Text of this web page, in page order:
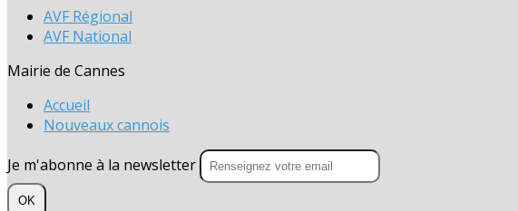
AVF Régional
AVF National
Mairie de Cannes
Accueil
Nouveaux cannois
Je m'abonne à la newsletter
OK